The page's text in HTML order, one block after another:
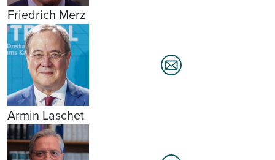
Friedrich Merz
Armin Laschet